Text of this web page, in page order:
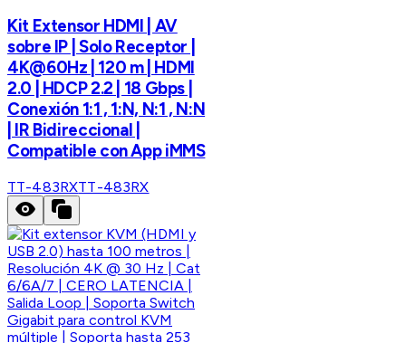
Kit Extensor HDMI | AV
sobre IP | Solo Receptor |
4K@60Hz | 120 m | HDMI
2.0 | HDCP 2.2 | 18 Gbps |
Conexión 1:1 , 1:N, N:1 , N:N
| IR Bidireccional |
Compatible con App iMMS
TT-483RXTT-483RX